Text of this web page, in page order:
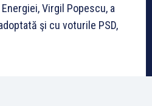
Virgil Popescu, a
şi cu voturile PSD,